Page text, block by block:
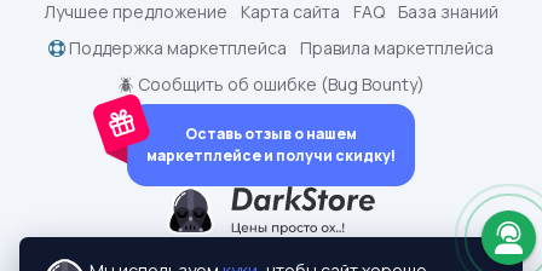
2015-2026 © dark.shopping
Лучшее предложение
Карта сайта FAQ
База знаний
Поддержка маркетплейса
Правила маркетплейса
🪲 Сообщить об ошибке (Bug Bounty)
Оставь отзыв о нашем
маркетплейсе и получи скидку!